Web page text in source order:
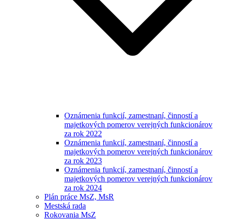
Oznámenia funkcií, zamestnaní, činností a
majetkových pomerov verejných funkcionárov
za rok 2022
Oznámenia funkcií, zamestnaní, činností a
majetkových pomerov verejných funkcionárov
za rok 2023
Oznámenia funkcií, zamestnaní, činností a
majetkových pomerov verejných funkcionárov
za rok 2024
Plán práce MsZ, MsR
Mestská rada
Rokovania MsZ